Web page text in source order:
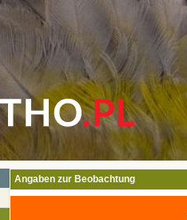
Angaben zur Beobachtung